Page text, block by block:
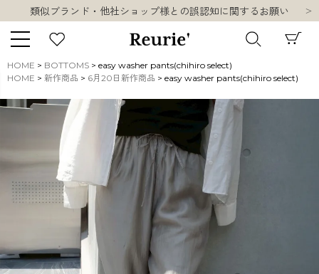
類似ブランド・他社ショップ様との誤認知に関するお願い
熊本県熊本地方を震源とする地震の影響について
お盆期間中の営業・配送に関して
類似ブランド・他社ショップ様との誤認知に関するお願い
キーワード
販売タイプ
新着 再入荷
商品タイプ
HOME BOTTOMS
easy washer pants(chihiro select)
HOME
新作商品 6月20日新作商品 easy washer pants(chihiro select)